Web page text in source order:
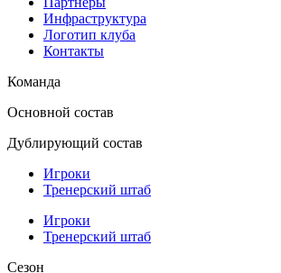
Инфраструктура
Логотип клуба
Контакты
Команда
Основной состав
Дублирующий состав
Игроки
Тренерский штаб
Игроки
Тренерский штаб
Сезон